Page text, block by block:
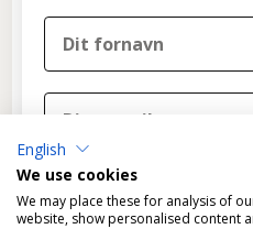
Nyhedsbrev
English
We use cookies
We may place these for analysis of
website, show personalised content
DELTAG I